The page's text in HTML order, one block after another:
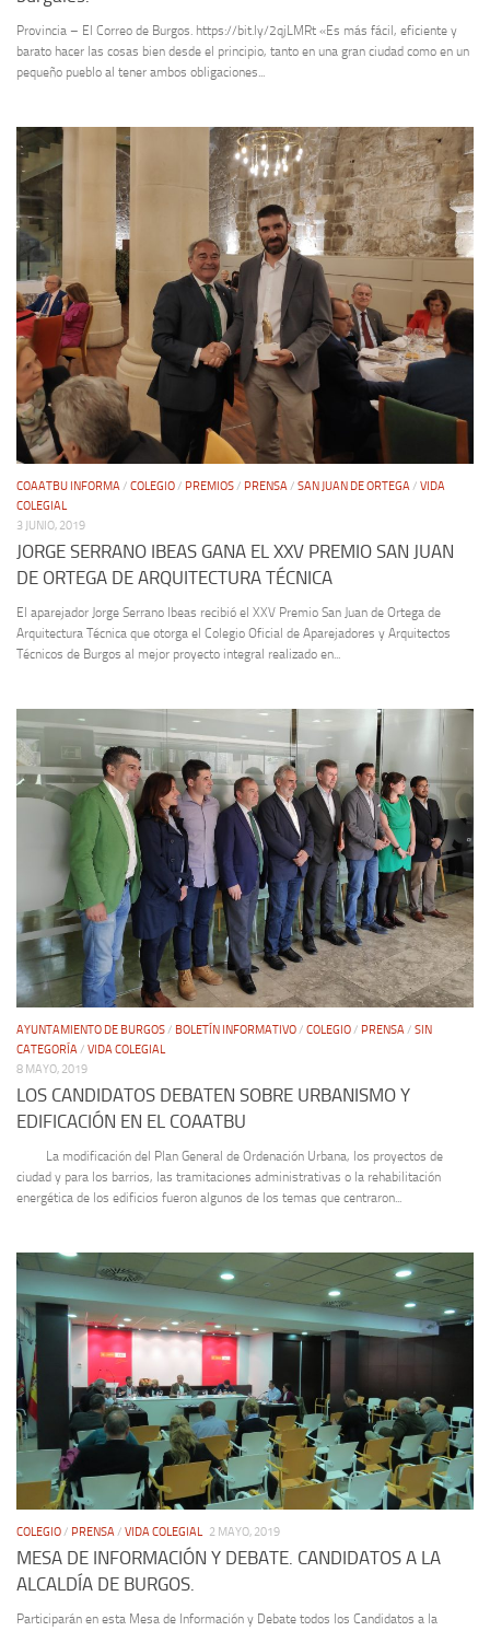
Provincia – El Correo de Burgos. https://bit.ly/2qjLMRt «Es más fácil, eficiente y
barato hacer las cosas bien desde el principio, tanto en una gran ciudad como en un
pequeño pueblo al tener ambos obligaciones...
COAATBU INFORMA/ COLEGIO/ PREMIOS/ PRENSA/ SAN JUAN DE ORTEGA/ VIDA
COLEGIAL
3 JUNIO, 2019
JORGE SERRANO IBEAS GANA EL XXV PREMIO SAN JUAN
DE ORTEGA DE ARQUITECTURA TÉCNICA
El aparejador Jorge Serrano Ibeas recibió el XXV Premio San Juan de Ortega de
Arquitectura Técnica que otorga el Colegio Oficial de Aparejadores y Arquitectos
Técnicos de Burgos al mejor proyecto integral realizado en...
AYUNTAMIENTO DE BURGOS/ BOLETÍN INFORMATIVO/ COLEGIO/ PRENSA/ SIN
CATEGORÍA/ VIDA COLEGIAL
8 MAYO, 2019
LOS CANDIDATOS DEBATEN SOBRE URBANISMO Y
EDIFICACIÓN EN EL COAATBU
La modificación del Plan General de Ordenación Urbana, los proyectos de
ciudad y para los barrios, las tramitaciones administrativas o la rehabilitación
energética de los edificios fueron algunos de los temas que centraron...
COLEGIO/ PRENSA/ VIDA COLEGIAL 2 MAYO, 2019
MESA DE INFORMACIÓN Y DEBATE. CANDIDATOS A LA
ALCALDÍA DE BURGOS.
Participarán en esta Mesa de Información y Debate todos los Candidatos a la